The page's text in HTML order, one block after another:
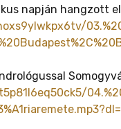
napján hangzott